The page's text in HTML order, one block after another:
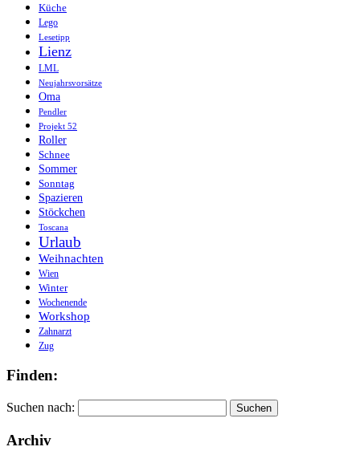
Küche
Lego
Lesetipp
Lienz
LML
Neujahrsvorsätze
Oma
Pendler
Projekt 52
Roller
Schnee
Sommer
Sonntag
Spazieren
Stöckchen
Toscana
Urlaub
Weihnachten
Wien
Winter
Wochenende
Workshop
Zahnarzt
Zug
Finden:
Suchen nach:
Archiv